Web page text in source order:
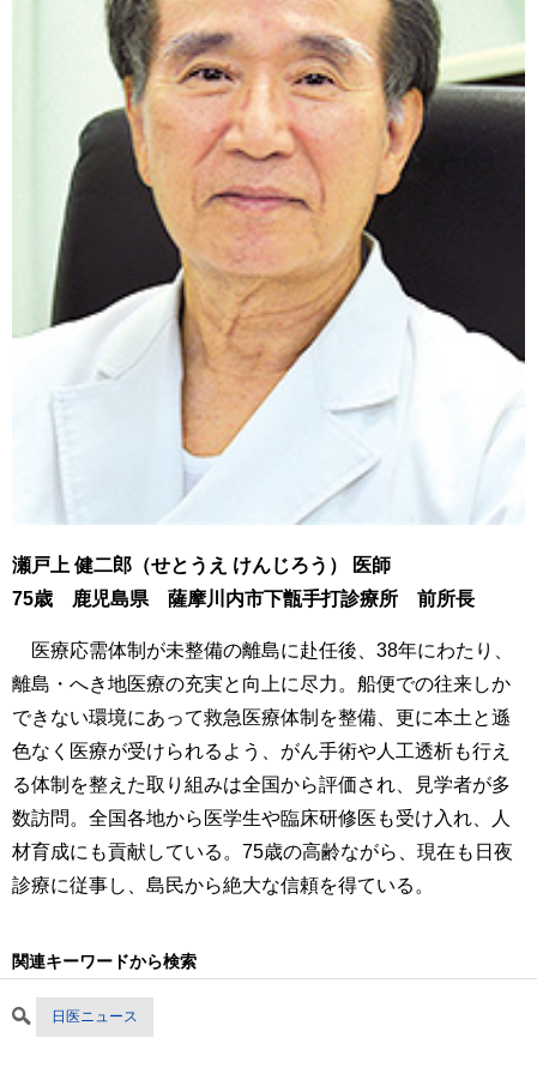
瀬戸上 健二郎（せとうえ けんじろう） 医師
75歳 鹿児島県 薩摩川内市下甑手打診療所 前所長
医療応需体制が未整備の離島に赴任後、38年にわたり、
離島・へき地医療の充実と向上に尽力。船便での往来しか
できない環境にあって救急医療体制を整備、更に本土と遜
色なく医療が受けられるよう、がん手術や人工透析も行え
る体制を整えた取り組みは全国から評価され、見学者が多
数訪問。全国各地から医学生や臨床研修医も受け入れ、人
材育成にも貢献している。75歳の高齢ながら、現在も日夜
診療に従事し、島民から絶大な信頼を得ている。
関連キーワードから検索
日医ニュース